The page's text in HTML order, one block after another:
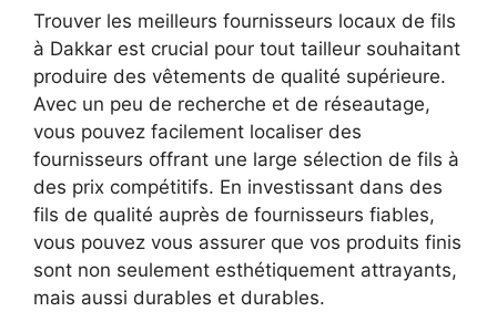
Trouver les meilleurs fournisseurs locaux de fils
à Dakkar est crucial pour tout tailleur souhaitant
produire des vêtements de qualité supérieure.
Avec un peu de recherche et de réseautage,
vous pouvez facilement localiser des
fournisseurs offrant une large sélection de fils à
des prix compétitifs. En investissant dans des
fils de qualité auprès de fournisseurs fiables,
vous pouvez vous assurer que vos produits finis
sont non seulement esthétiquement attrayants,
mais aussi durables et durables.